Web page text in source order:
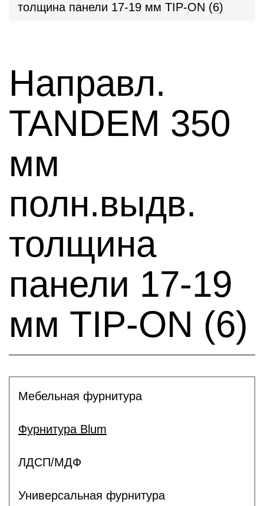
толщина панели 17-19 мм TIP-ON (6)
Направл.
TANDEM 350
мм
полн.выдв.
толщина
панели 17-19
мм TIP-ON (6)
Мебельная фурнитура
Фурнитура Blum
ЛДСП/МДФ
Универсальная фурнитура